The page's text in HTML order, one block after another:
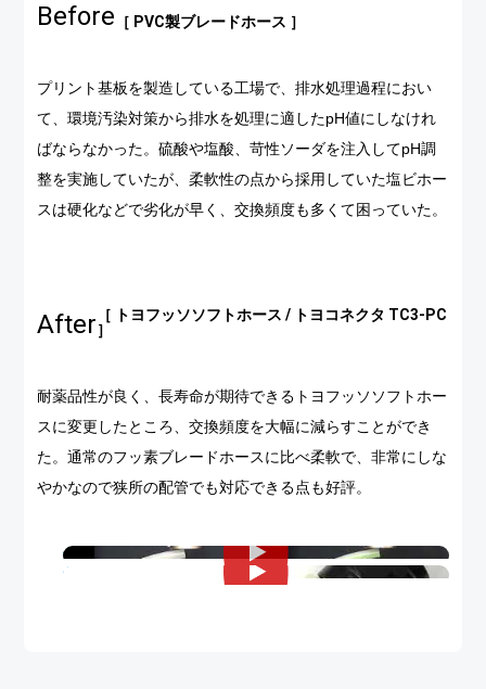
Before ［ PVC製ブレードホース ］
プリント基板を製造している工場で、排水処理過程におい
て、環境汚染対策から排水を処理に適したpH値にしなけれ
ばならなかった。硫酸や塩酸、苛性ソーダを注入してpH調
整を実施していたが、柔軟性の点から採用していた塩ビホー
スは硬化などで劣化が早く、交換頻度も多くて困っていた。
After ［ トヨフッソソフトホース / トヨコネクタ TC3-PC
］
耐薬品性が良く、長寿命が期待できるトヨフッソソフトホー
スに変更したところ、交換頻度を大幅に減らすことができ
た。通常のフッ素ブレードホースに比べ柔軟で、非常にしな
やかなので狭所の配管でも対応できる点も好評。